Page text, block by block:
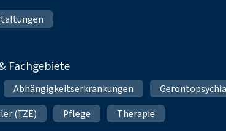
Fachgebiete
Abhängigkeitserkrankungen
(TZE)
Pflege Therapie